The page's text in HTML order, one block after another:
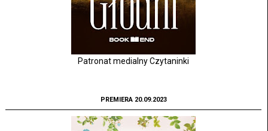
Patronat medialny Czytaninki
PREMIERA 20.09.2023